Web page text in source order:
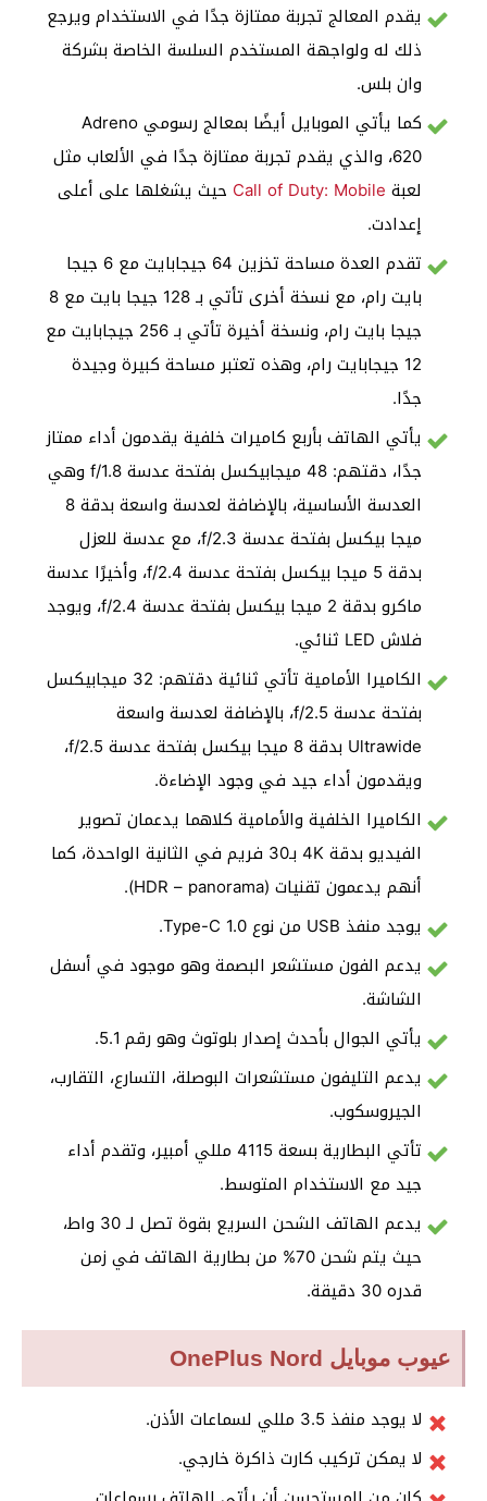
يقدم المعالج تجربة ممتازة جدًا في الاستخدام ويرجع
ذلك له ولواجهة المستخدم السلسة الخاصة بشركة
وان بلس.
كما يأتي الموبايل أيضًا بمعالج رسومي Adreno
620، والذي يقدم تجربة ممتازة جدًا في الألعاب مثل
لعبة Call of Duty: Mobile حيث يشغلها على أعلى
إعدادت.
تقدم العدة مساحة تخزين 64 جيجابايت مع 6 جيجا
بايت رام، مع نسخة أخرى تأتي بـ 128 جيجا بايت مع 8
جيجا بايت رام، ونسخة أخيرة تأتي بـ 256 جيجابايت مع
12 جيجابايت رام، وهذه تعتبر مساحة كبيرة وجيدة
جدًا.
يأتي الهاتف بأربع كاميرات خلفية يقدمون أداء ممتاز
جدًا، دقتهم: 48 ميجابيكسل بفتحة عدسة f/1.8 وهي
العدسة الأساسية، بالإضافة لعدسة واسعة بدقة 8
ميجا بيكسل بفتحة عدسة f/2.3، مع عدسة للعزل
بدقة 5 ميجا بيكسل بفتحة عدسة f/2.4، وأخيرًا عدسة
ماكرو بدقة 2 ميجا بيكسل بفتحة عدسة f/2.4، ويوجد
فلاش LED ثنائي.
الكاميرا الأمامية تأتي ثنائية دقتهم: 32 ميجابيكسل
بفتحة عدسة f/2.5، بالإضافة لعدسة واسعة
Ultrawide بدقة 8 ميجا بيكسل بفتحة عدسة f/2.5،
ويقدمون أداء جيد في وجود الإضاءة.
الكاميرا الخلفية والأمامية كلاهما يدعمان تصوير
الفيديو بدقة 4K بـ30 فريم في الثانية الواحدة، كما
أنهم يدعمون تقنيات (HDR – panorama).
يوجد منفذ USB من نوع Type-C 1.0.
يدعم الفون مستشعر البصمة وهو موجود في أسفل
الشاشة.
يأتي الجوال بأحدث إصدار بلوتوث وهو رقم 5.1.
يدعم التليفون مستشعرات البوصلة، التسارع، التقارب،
الجيروسكوب.
تأتي البطارية بسعة 4115 مللي أمبير، وتقدم أداء
جيد مع الاستخدام المتوسط.
يدعم الهاتف الشحن السريع بقوة تصل لـ 30 واط،
حيث يتم شحن 70% من بطارية الهاتف في زمن
قدره 30 دقيقة.
عيوب موبايل OnePlus Nord
لا يوجد منفذ 3.5 مللي لسماعات الأذن.
لا يمكن تركيب كارت ذاكرة خارجي.